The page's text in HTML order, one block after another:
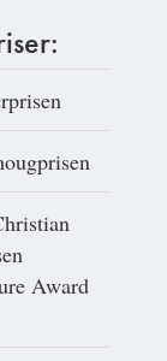
Award